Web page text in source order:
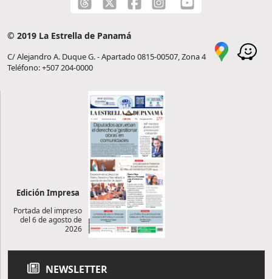
© 2019 La Estrella de Panamá
C/ Alejandro A. Duque G. - Apartado 0815-00507, Zona 4
Teléfono: +507 204-0000
Edición Impresa
Portada del impreso
del 6 de agosto de
2026
NEWSLETTER